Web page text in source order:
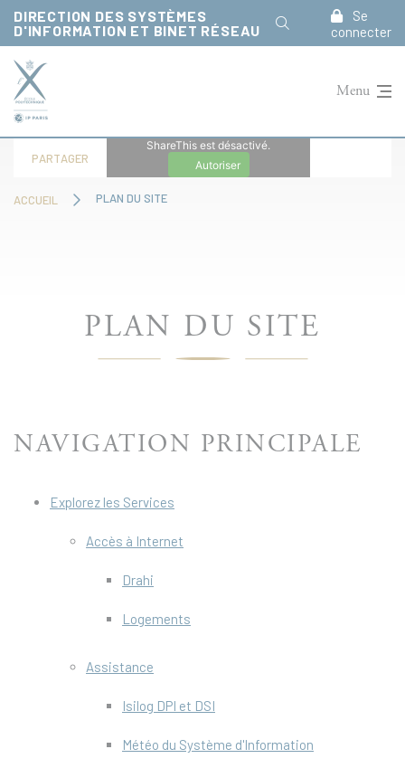
DIRECTION DES SYSTÈMES
D'INFORMATION ET BINET RÉSEAU
Se
connecter
Menu
ACCUEIL PLAN DU SITE
PARTAGER
ShareThis est désactivé.
Autoriser
PLAN DU SITE
NAVIGATION PRINCIPALE
Explorez les Services
Accès à Internet
Drahi
Logements
Assistance
Isilog DPI et DSI
Météo du Système d'Information
Panneau de gestion des cookies